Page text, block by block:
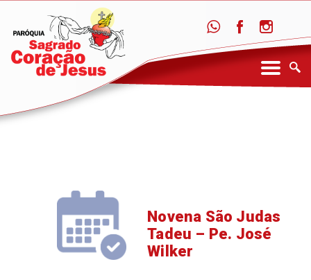
Novena São Judas
Tadeu – Pe. José
Wilker